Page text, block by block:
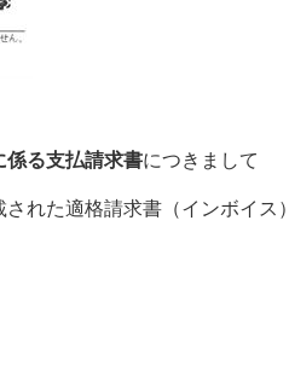
係る支払請求書につきまして
れた適格請求書（インボイス